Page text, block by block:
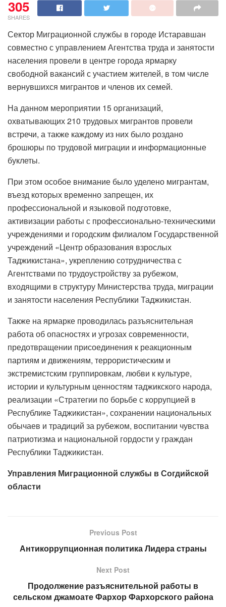
305
SHARES
Сектор Миграционной службы в городе Истаравшан
совместно с управлением Агентства труда и занятости
населения провели в центре города ярмарку
свободной вакансий с участием жителей, в том числе
вернувшихся мигрантов и членов их семей.
На данном мероприятии 15 организаций,
охватывающих 210 трудовых мигрантов провели
встречи, а также каждому из них было роздано
брошюры по трудовой миграции и информационные
буклеты.
При этом особое внимание было уделено мигрантам,
въезд которых временно запрещен, их
профессиональной и языковой подготовке,
активизации работы с профессионально-техническими
учреждениями и городским филиалом Государственной
учреждений «Центр образования взрослых
Таджикистана», укреплению сотрудничества с
Агентствами по трудоустройству за рубежом,
входящими в структуру Министерства труда, миграции
и занятости населения Республики Таджикистан.
Также на ярмарке проводилась разъяснительная
работа об опасностях и угрозах современности,
предотвращении присоединения к реакционным
партиям и движениям, террористическим и
экстремистским группировкам, любви к культуре,
истории и культурным ценностям таджикского народа,
реализации «Стратегии по борьбе с коррупцией в
Республике Таджикистан», сохранении национальных
обычаев и традиций за рубежом, воспитании чувства
патриотизма и национальной гордости у граждан
Республики Таджикистан.
Управления Миграционной службы в Согдийской
области
Previous Post
Антикоррупционная политика Лидера страны
Next Post
Продолжение разъяснительной работы в
сельском джамоате Фархор Фархорского района